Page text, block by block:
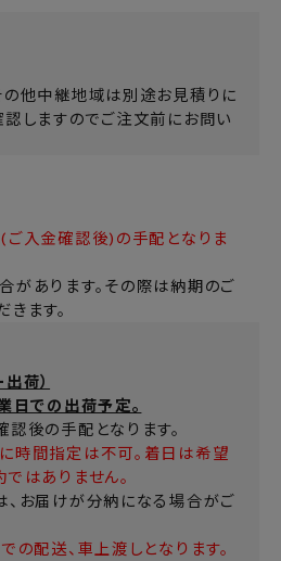
の他中継地域は別途お見積りに
認しますのでご注文前にお問い
入金確認後)の手配となりま
があります。その際は納期のご
ます。
荷）
日での出荷予定。
後の手配となります。
時間指定は不可。着日は希望
はありません。
お届けが分納になる場合がご
の配送、車上渡しとなります。